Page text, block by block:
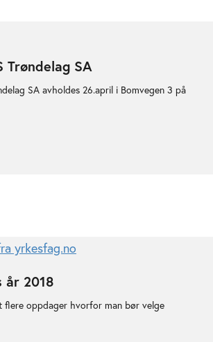
Trøndelag SA
SA avholdes 26.april i Bomvegen 3 på
år 2018
flere oppdager hvorfor man bør velge